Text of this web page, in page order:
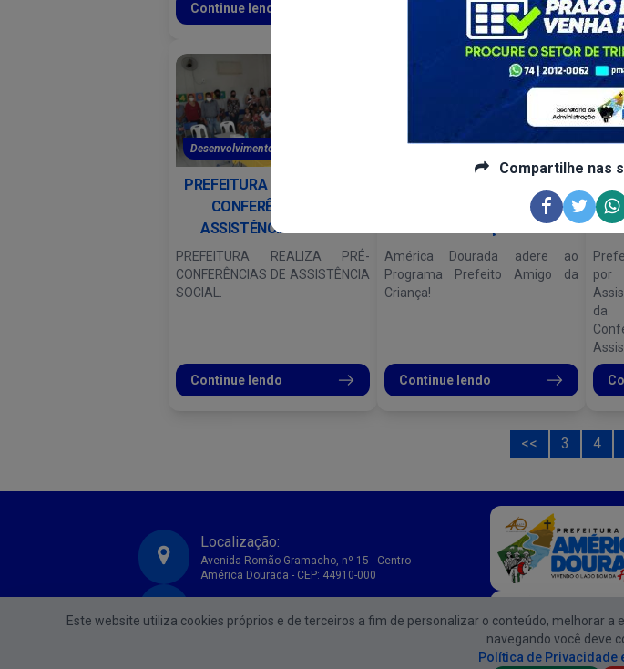
Compartilhe nas
Continue lendo Continue lendo
Desenvolvimento Social e...
PREFEITURA REALIZA PRÉ-
CONFERÊNCIAS DE
ASSISTÊNCIA SOCIAL.
PREFEITURA REALIZA PRÉ-
CONFERÊNCIAS DE ASSISTÊNCIA
SOCIAL.
Continue lendo
Programa Prefeito Amigo da
América Dourada adere ao
Programa Prefeito Amigo da
Criança!
Continue lendo
por
da
<< 3 4
Localização:
Avenida Romão Gramacho, nº 15 - Centro
América Dourada - CEP: 44910-000
13.891.536/0001-96
Este website utiliza cookies próprios e de terceiros a fim de personalizar o conteúdo, melhorar
navegando você deve
Política de Privacidade